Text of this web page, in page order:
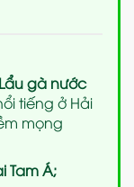
gà nước
tiếng ở Hải
mọng
Tam Á;